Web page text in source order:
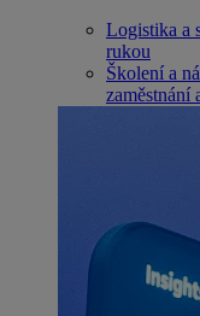
Logistika a
rukou
Školení a
zaměstnání